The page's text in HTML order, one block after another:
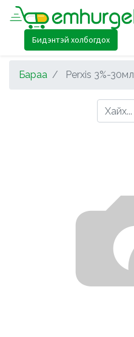
Бидэнтэй холбогдох
Бараа Perxis 3%-30мл